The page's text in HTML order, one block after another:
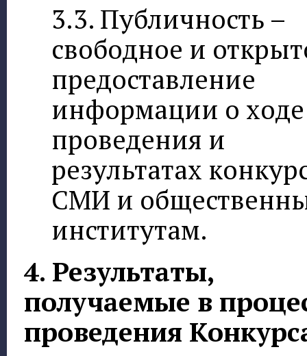
3.3. Публичность –
свободное и
предоставление
информации о ходе
проведения и
результатах
СМИ и
институтам.
4. Результаты,
получаемые в
проведения